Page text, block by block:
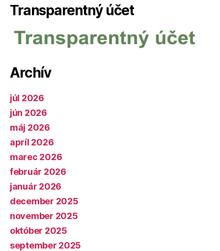
Transparentný účet
Archív
júl 2026
jún 2026
máj 2026
apríl 2026
marec 2026
február 2026
január 2026
december 2025
november 2025
október 2025
september 2025